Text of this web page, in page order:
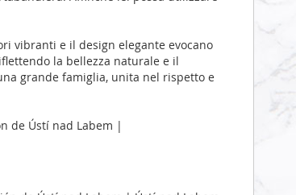
vibranti e il design elegante evocano
la bellezza naturale e il
grande famiglia, unita nel rispetto e
de Ústí nad Labem |